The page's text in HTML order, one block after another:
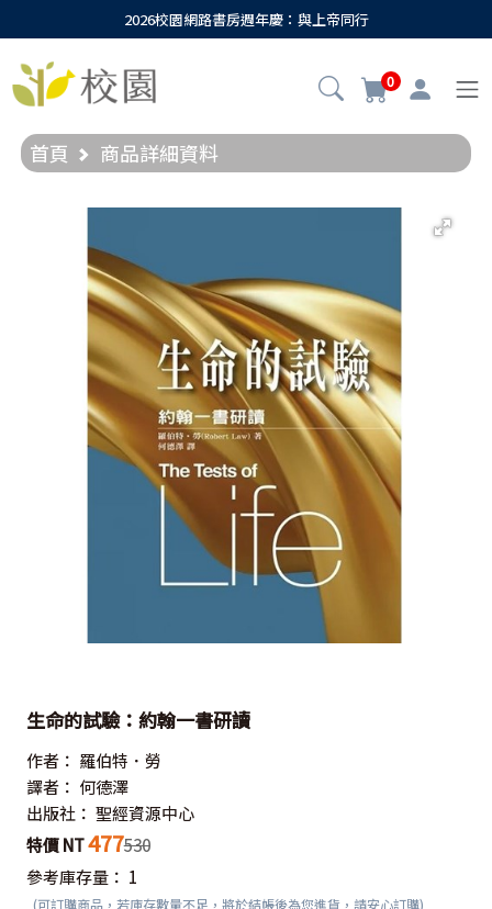
2026校園網路書房週年慶：與上帝同行
0
首頁 商品詳細資料
生命的試驗：約翰一書研讀
作者： 羅伯特．勞
譯者： 何德澤
出版社： 聖經資源中心
特價 NT477530
參考庫存量： 1
(可訂購商品，若庫存數量不足，將於結帳後為您進貨，請安心訂購)